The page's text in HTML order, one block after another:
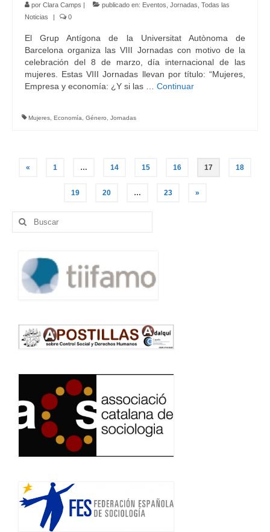
por Clara Camps | publicado en: Eventos Jornadas Todas las
Noticias
| 0
El Grup Antígona de la Universitat Autònoma de
Barcelona organiza las VIII Jornadas con motivo de la
celebración del 8 de marzo, día internacional de las
mujeres. Estas VIII Jornadas llevan por título: “Mujeres,
Empresa y economía: ¿Y si las … Continuar
Mujeres Economía Género Jornadas
Navegación
entradas
« 1 … 14 15 16 17 18
19 20 … 23 »
Buscar
por: